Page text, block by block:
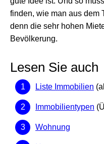
finden, wie man aus dem
denn die sehr hohen
Bevölkerung.
Lesen Sie auch
Liste Immobilien
Immobilientypen
Wohnung